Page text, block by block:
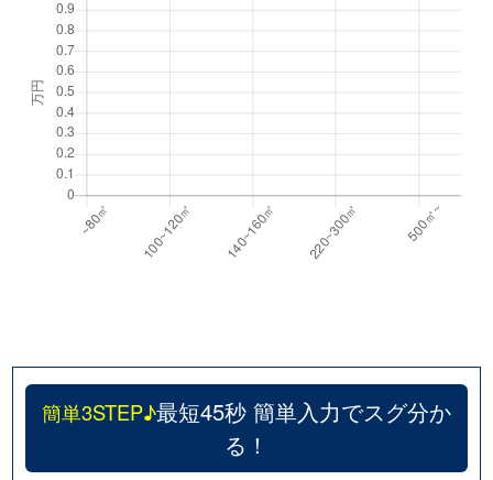
簡単3STEP♪最短45秒 簡単入力でスグ分か
る！